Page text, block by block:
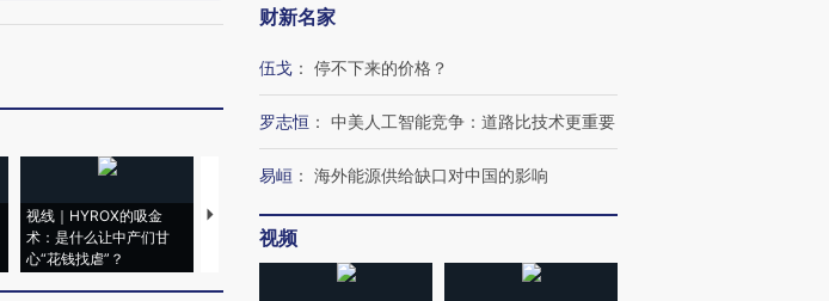
视线｜HYROX的吸金
术：是什么让中产们甘
心“花钱找虐”？
马航飞行员跨国走私7万
粒摇头丸 尿检体内含3种
视线｜被称为“蟑螂”的印
育部长拱下台
视线｜“入侵”还是“人道危
飞地休达
财新名家
伍戈 ： 停不下来的价格？
罗志恒 ： 中美人工智能竞争：道路比技术更重要
易峘 ： 海外能源供给缺口对中国的影响
视频